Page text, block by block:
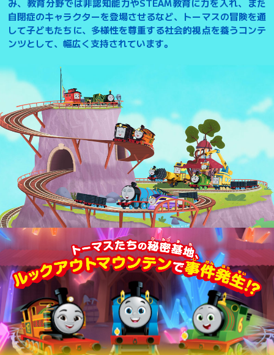
み、教育分野では非認知能力やSTEAM教育に力を入れ、また
自閉症のキャラクターを登場させるなど、トーマスの冒険を通
して子どもたちに、多様性を尊重する社会的視点を養うコンテ
ンツとして、幅広く支持されています。